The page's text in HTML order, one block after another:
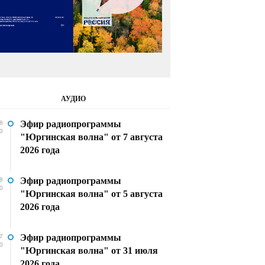
АУДИО
Эфир радиопрограммы
"Юргинская волна" от 7 августа
2026 года
Эфир радиопрограммы
"Юргинская волна" от 5 августа
2026 года
Эфир радиопрограммы
"Юргинская волна" от 31 июля